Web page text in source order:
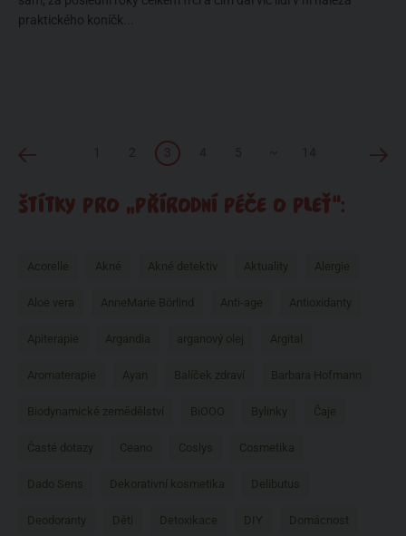
praktického koníčk...
3
ŠTÍTKY PRO „PŘÍRODNÍ PÉČE O PLEŤ“:
Acorelle Akné Akné detektiv Aktuality Alergie
Aloe vera AnneMarie Börlind Anti-age Antioxidanty
Apiterapie Argandia arganový olej Argital
Aromaterapie Ayan Balíček zdraví Barbara Hofmann
Biodynamické zemědělství BiOOO Bylinky Čaje
Časté dotazy Ceano Coslys Cosmetika
Dado Sens Dekorativní kosmetika Delibutus
Deodoranty Děti Detoxikace DIY Domácnost